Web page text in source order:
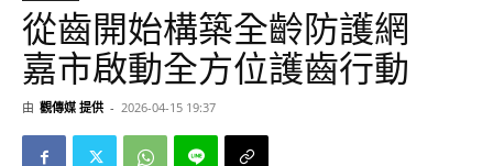
從齒開始構築全齡防護網
嘉市啟動全方位護齒行動
由 觀傳媒 提供 - 2026-04-15 19:37